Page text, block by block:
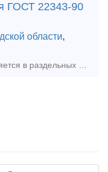
ГОСТ 22343-90
области,
Промежуточная клемма ПК применяется в раздельных скреплениях рельсов типа Р65 с деревянными шпалами и подкладками КД и с железобетонными шпалами и подкладками КБ. В соответствии